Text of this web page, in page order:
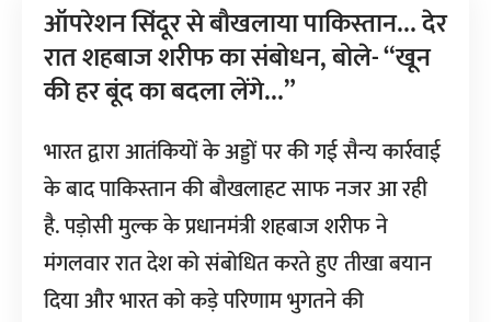
ऑपरेशन सिंदूर से बौखलाया पाकिस्तान… देर
रात शहबाज शरीफ का संबोधन, बोले- “खून
की हर बूंद का बदला लेंगे…”
भारत द्वारा आतंकियों के अड्डों पर की गई सैन्य कार्रवाई
के बाद पाकिस्तान की बौखलाहट साफ नजर आ रही
है. पड़ोसी मुल्क के प्रधानमंत्री शहबाज शरीफ ने
मंगलवार रात देश को संबोधित करते हुए तीखा बयान
दिया और भारत को कड़े परिणाम भुगतने की